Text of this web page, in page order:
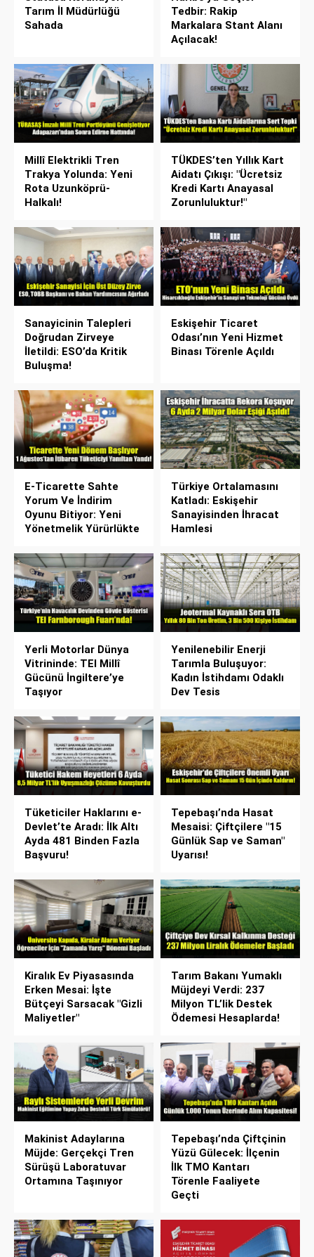
Tarım İl Müdürlüğü
Sahada
Tedbir: Rakip
Markalara Stant Alanı
Açılacak!
Millî Elektrikli Tren
Trakya Yolunda: Yeni
Rota Uzunköprü-
Halkalı!
TÜKDES’ten Yıllık Kart
Aidatı Çıkışı: "Ücretsiz
Kredi Kartı Anayasal
Zorunluluktur!"
Sanayicinin Talepleri
Doğrudan Zirveye
İletildi: ESO’da Kritik
Buluşma!
Eskişehir Ticaret
Odası’nın Yeni Hizmet
Binası Törenle Açıldı
E-Ticarette Sahte
Yorum Ve İndirim
Oyunu Bitiyor: Yeni
Yönetmelik Yürürlükte
Türkiye Ortalamasını
Katladı: Eskişehir
Sanayisinden İhracat
Hamlesi
Yerli Motorlar Dünya
Vitrininde: TEI Millî
Gücünü İngiltere’ye
Taşıyor
Yenilenebilir Enerji
Tarımla Buluşuyor:
Kadın İstihdamı Odaklı
Dev Tesis
Tüketiciler Haklarını e-
Devlet’te Aradı: İlk Altı
Ayda 481 Binden Fazla
Başvuru!
Tepebaşı’nda Hasat
Mesaisi: Çiftçilere "15
Günlük Sap ve Saman"
Uyarısı!
Kiralık Ev Piyasasında
Erken Mesai: İşte
Bütçeyi Sarsacak "Gizli
Maliyetler"
Tarım Bakanı Yumaklı
Müjdeyi Verdi: 237
Milyon TL’lik Destek
Ödemesi Hesaplarda!
Makinist Adaylarına
Müjde: Gerçekçi Tren
Sürüşü Laboratuvar
Ortamına Taşınıyor
Tepebaşı’nda Çiftçinin
Yüzü Gülecek: İlçenin
İlk TMO Kantarı
Törenle Faaliyete
Geçti